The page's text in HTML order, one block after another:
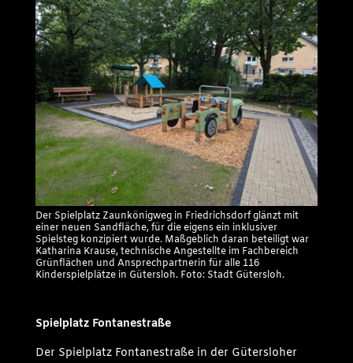
Der Spielplatz Zaunkönigweg in Friedrichsdorf glänzt mit
einer neuen Sandfläche, für die eigens ein inklusiver
Spielsteg konzipiert wurde. Maßgeblich daran beteiligt war
Katharina Krause, technische Angestellte im Fachbereich
Grünflächen und Ansprechpartnerin für alle 116
Kinderspielplätze in Gütersloh. Foto: Stadt Gütersloh.
Spielplatz Fontanestraße
Der Spielplatz Fontanestraße in der Gütersloher